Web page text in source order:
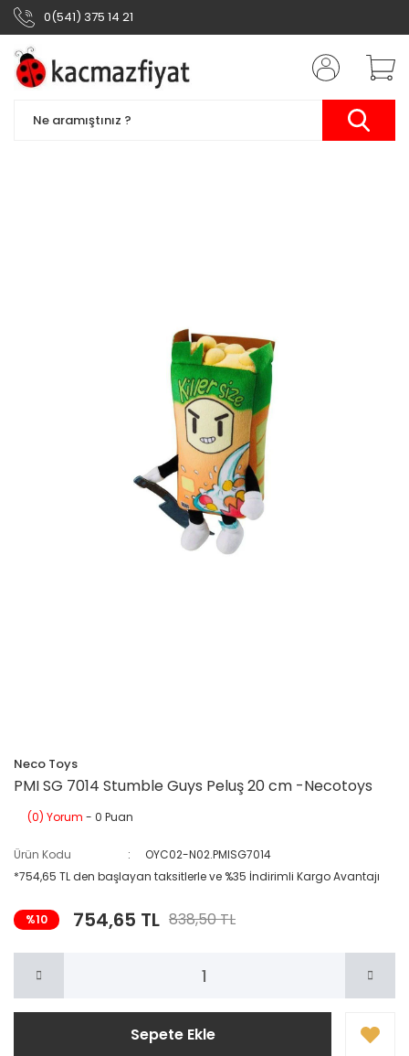
0(541) 375 14 21
Neco Toys
PMI SG 7014 Stumble Guys Peluş 20 cm -Necotoys
(0) Yorum - 0 Puan
Ürün Kodu
OYC02-N02.PMISG7014
*754,65 TL den başlayan taksitlerle ve %35 İndirimli Kargo Avantajı
%10 754,65 TL 838,50 TL
Sepete Ekle